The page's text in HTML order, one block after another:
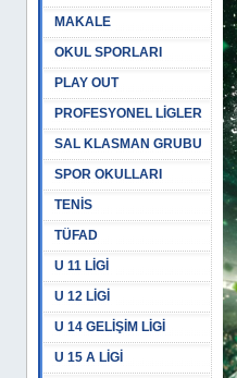
MAKALE
OKUL SPORLARI
PLAY OUT
PROFESYONEL LİGLER
SAL KLASMAN GRUBU
SPOR OKULLARI
TENİS
TÜFAD
U 11 LİGİ
U 12 LİGİ
U 14 GELİŞİM LİGİ
U 15 A LİGİ